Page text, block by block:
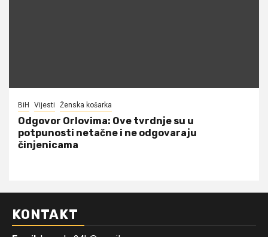
BiH Vijesti Ženska košarka
Odgovor Orlovima: ​Ove tvrdnje su u
potpunosti netačne i ne odgovaraju
činjenicama
KONTAKT